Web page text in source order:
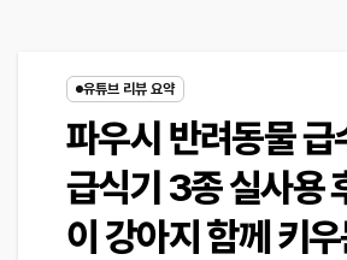
유튜브 리뷰 요약
파우시 반려동물 급
급식기 3종 실사용
이 강아지 함께 키우